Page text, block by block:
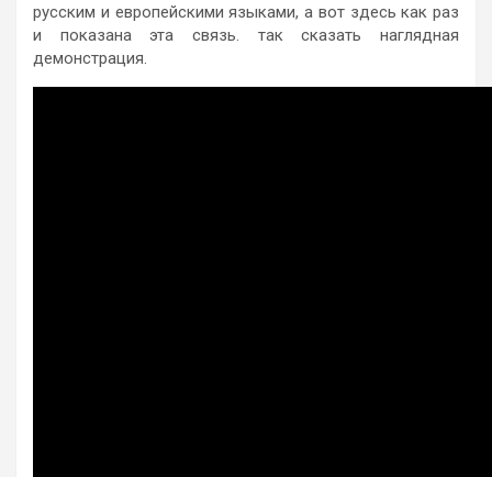
русским и европейскими языками, а вот здесь как раз
и показана эта связь. так сказать наглядная
демонстрация.